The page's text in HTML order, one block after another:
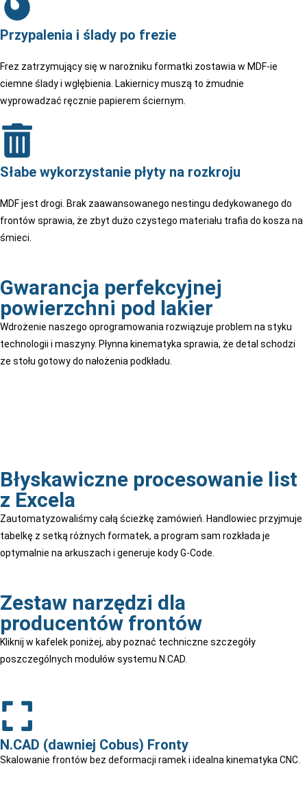
Przypalenia i ślady po frezie
Frez zatrzymujący się w narożniku formatki zostawia w MDF-ie
ciemne ślady i wgłębienia. Lakiernicy muszą to żmudnie
wyprowadzać ręcznie papierem ściernym.
Słabe wykorzystanie płyty na rozkroju
MDF jest drogi. Brak zaawansowanego nestingu dedykowanego do
frontów sprawia, że zbyt dużo czystego materiału trafia do kosza na
śmieci.
Gwarancja perfekcyjnej
powierzchni pod lakier
Wdrożenie naszego oprogramowania rozwiązuje problem na styku
technologii i maszyny. Płynna kinematyka sprawia, że detal schodzi
ze stołu gotowy do nałożenia podkładu.
Błyskawiczne procesowanie list
z Excela
Zautomatyzowaliśmy całą ścieżkę zamówień. Handlowiec przyjmuje
tabelkę z setką różnych formatek, a program sam rozkłada je
optymalnie na arkuszach i generuje kody G-Code.
Zestaw narzędzi dla
producentów frontów
Kliknij w kafelek poniżej, aby poznać techniczne szczegóły
poszczególnych modułów systemu N.CAD.
N.CAD (dawniej Cobus) Fronty
Skalowanie frontów bez deformacji ramek i idealna kinematyka CNC.